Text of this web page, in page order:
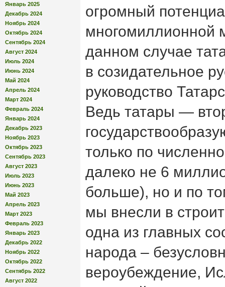
Январь 2025
Декабрь 2024
Ноябрь 2024
Октябрь 2024
Сентябрь 2024
Август 2024
Июль 2024
Июнь 2024
Май 2024
Апрель 2024
Март 2024
Февраль 2024
Январь 2024
Декабрь 2023
Ноябрь 2023
Октябрь 2023
Сентябрь 2023
Август 2023
Июль 2023
Июнь 2023
Май 2023
Апрель 2023
Март 2023
Февраль 2023
Январь 2023
Декабрь 2022
Ноябрь 2022
Октябрь 2022
Сентябрь 2022
Август 2022
огромный
многомиллионной
данном случае
в созидательное
руководство
Ведь татары —
только по
далеко не 6
больше), но и по
мы внесли в
одна из главных
народа –
вероубеждение,